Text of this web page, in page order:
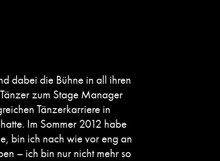
dabei die Bühne in all ihren
zum Stage Manager
Tänzerkarriere in
Im Sommer 2012 habe
bin ich nach wie vor eng an
– ich bin nur nicht mehr so